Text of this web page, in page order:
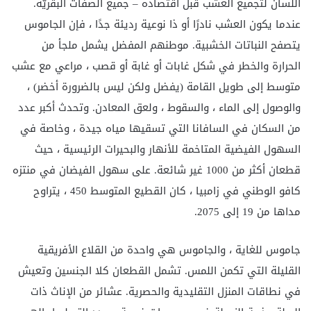
عندما يكون العشب نادرًا أو ذا نوعية رديئة جدًا ، فإن الجاموس
يتصفح النباتات الخشبية. موطنهم المفضل يشمل ملجأ من
الحرارة والخطر في شكل غابات أو غابة أو قصب ، مراعي مع عشب
متوسط ​​إلى طويل القامة (يفضل ولكن ليس بالضرورة أخضر) ،
والوصول إلى الماء ، والسقوط ، ولعق المعادن. وتحدث أكبر عدد
من السكان في السافانا التي تسقيها مياه جيدة ، وخاصة في
السهول الفيضية المتاخمة للأنهار والبحيرات الرئيسية ، حيث
قطعان أكثر من 1000 غير شائعة. على سهول الفيضان في منتزه
كافو الوطني في زامبيا ، كان القطيع المتوسط ​​450 ، يتراوح
مداها من 19 إلى 2075.
جاموس للغاية ، والجاموس هي واحدة من القلاع الأفريقية
القليلة التي تكمن اللمس. تشمل القطعان كلا الجنسين وتعيش
في نطاقات المنزل التقليدية والحصرية. عشائر من الإناث ذات